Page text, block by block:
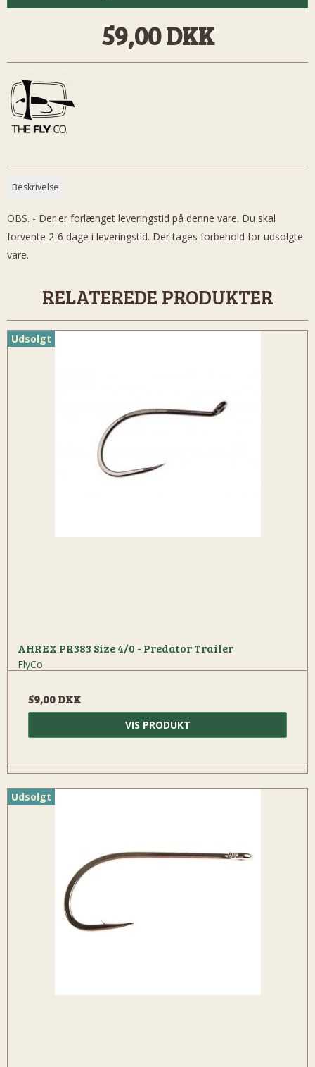
59,00 DKK
Beskrivelse
OBS. - Der er forlænget leveringstid på denne vare. Du skal
forvente 2-6 dage i leveringstid. Der tages forbehold for udsolgte
vare.
RELATEREDE PRODUKTER
Udsolgt
AHREX PR383 Size 4/0 - Predator Trailer
FlyCo
59,00 DKK
VIS PRODUKT
Udsolgt